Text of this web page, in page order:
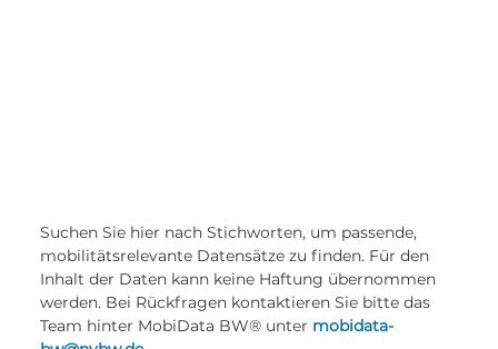
Suchen Sie hier nach Stichworten, um passende,
mobilitätsrelevante Datensätze zu finden. Für den
Inhalt der Daten kann keine Haftung übernommen
werden. Bei Rückfragen kontaktieren Sie bitte das
Team hinter MobiData BW® unter mobidata-